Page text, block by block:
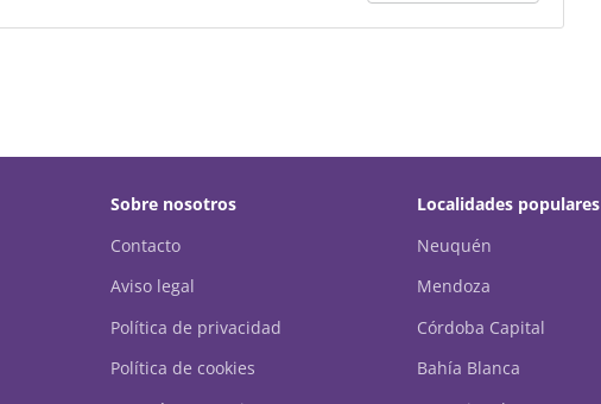
Sobre nosotros
Contacto
Aviso legal
Política de privacidad
Política de cookies
Localidades populares
Neuquén
Mendoza
Córdoba Capital
Bahía Blanca